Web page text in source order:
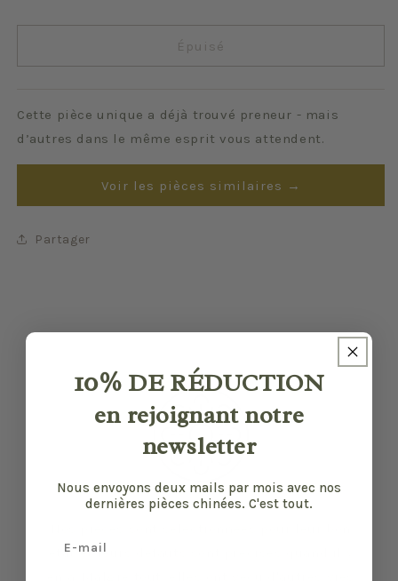
Ecossais
Ecossais
Épuisé
Cette pièce unique a déjà trouvé preneur - mais
d’autres dans le même esprit vous attendent.
Voir les pièces similaires →
Partager
état et leurs défauts sont précisés quand il y
10% DE RÉDUCTION
en rejoignant notre
newsletter
Nous envoyons deux mails par mois avec nos
dernières pièces chinées. C'est tout.